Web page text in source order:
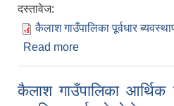
दस्तावेज:
कैलाश गाउँपालिका पूर्वधार
Read more
कैलाश गाउँपालिका आर्थिक